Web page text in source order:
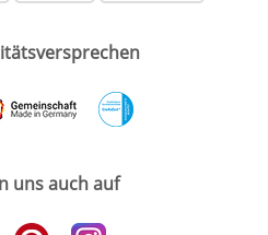
uns auch auf